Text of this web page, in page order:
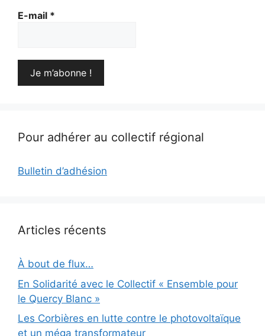
E-mail *
Pour adhérer au collectif régional
Bulletin d’adhésion
Articles récents
À bout de flux…
En Solidarité avec le Collectif « Ensemble pour
le Quercy Blanc »
Les Corbières en lutte contre le photovoltaïque
et un méga transformateur